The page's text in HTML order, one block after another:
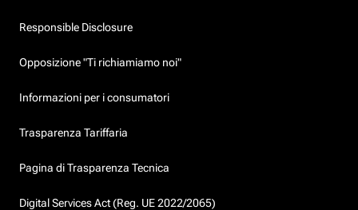
Responsible Disclosure
Opposizione "Ti richiamiamo noi"
Informazioni per i consumatori
Trasparenza Tariffaria
Pagina di Trasparenza Tecnica
Digital Services Act (Reg. UE 2022/2065)